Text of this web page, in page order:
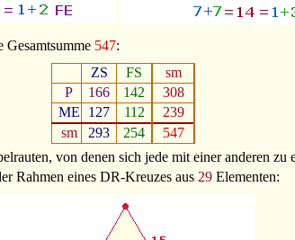
Gesamtsumme 547:
ZS
FS
sm
P
166 142
308
ME
127 112
239
sm
293 254
547
von denen sich jede mit einer anderen
Rahmen eines DR-Kreuzes aus 29 Elementen: